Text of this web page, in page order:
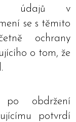
údajů v
se s těmito
ochrany
o tom, že
po obdržení
potvrdí